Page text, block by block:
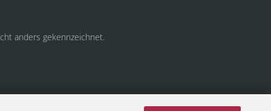
anders gekennzeichnet.